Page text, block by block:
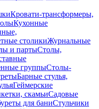
Кровати-трансформеры,
Кухонные
столикиЖурнальные
и партыСтолы,
группыСтолы-
Барные стулья,
Геймерские
скамьиСадовые
для баниСтульчики